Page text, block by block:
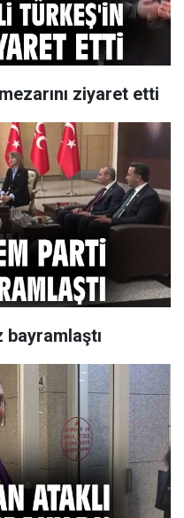
ziyaret etti